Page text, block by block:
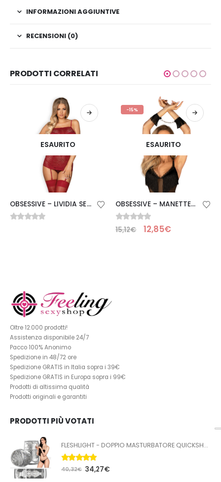
INFORMAZIONI AGGIUNTIVE
RECENSIONI (0)
PRODOTTI CORRELATI
ESAURITO
OBSESSIVE – LIVIDIA SET TRE PEZZI S/M
-15%
ESAURITO
OBSESSIVE – MANETTE SHERILA TAGLIA UNICA
0Su 5
15,12€ 12,85€
Oltre 12.000 prodotti!
Assistenza disponibile 24/7
Pacco 100% Anonimo
Spedizione in 48/72 ore
Spedizione GRATIS in Italia sopra i 39€
Spedizione GRATIS in Europa sopra i 99€
Prodotti di altissima qualità
Prodotti originali e garantiti
PRODOTTI PIÙ VOTATI
FLESHLIGHT - DOPPIO MASTURBATORE QUICKSHOT STOYA
5.00Su 5
40,32€ 34,27€